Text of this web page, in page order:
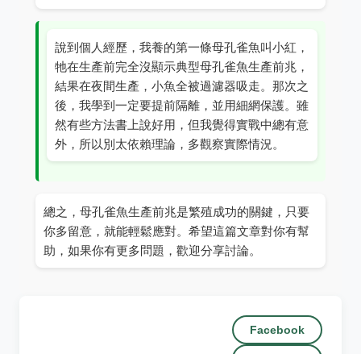
說到個人經歷，我養的第一條母孔雀魚叫小紅，
牠在生產前完全沒顯示典型母孔雀魚生產前兆，
結果在夜間生產，小魚全被過濾器吸走。那次之
後，我學到一定要提前隔離，並用細網保護。雖
然有些方法書上說好用，但我覺得實戰中總有意
外，所以別太依賴理論，多觀察實際情況。
總之，母孔雀魚生產前兆是繁殖成功的關鍵，只要
你多留意，就能輕鬆應對。希望這篇文章對你有幫
助，如果你有更多問題，歡迎分享討論。
Facebook